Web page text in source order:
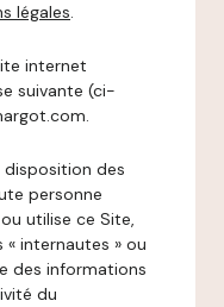
légales.
internet
suivante (ci-
des
personne
utilise ce Site,
« internautes » ou
des informations
du